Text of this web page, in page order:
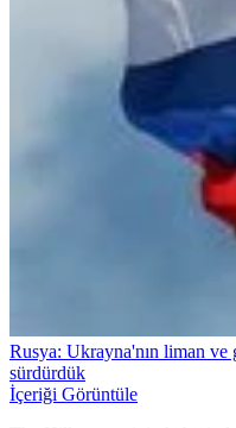
Rusya: Ukrayna'nın liman ve
sürdürdük
İçeriği Görüntüle